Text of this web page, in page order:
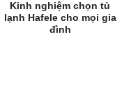
Kinh nghiệm chọn tủ
lạnh Hafele cho mọi gia
đình